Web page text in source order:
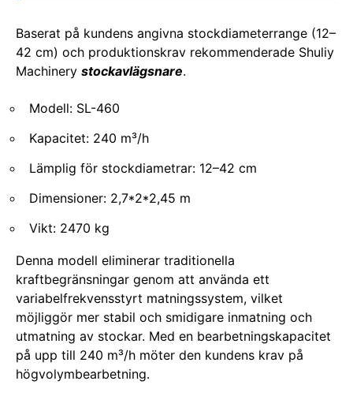
Baserat på kundens angivna stockdiameterrange (12–
42 cm) och produktionskrav rekommenderade Shuliy
Machinery stockavlägsnare.
Modell: SL-460
Kapacitet: 240 m³/h
Lämplig för stockdiametrar: 12–42 cm
Dimensioner: 2,7*2*2,45 m
Vikt: 2470 kg
Denna modell eliminerar traditionella
kraftbegränsningar genom att använda ett
variabelfrekvensstyrt matningssystem, vilket
möjliggör mer stabil och smidigare inmatning och
utmatning av stockar. Med en bearbetningskapacitet
på upp till 240 m³/h möter den kundens krav på
högvolymbearbetning.